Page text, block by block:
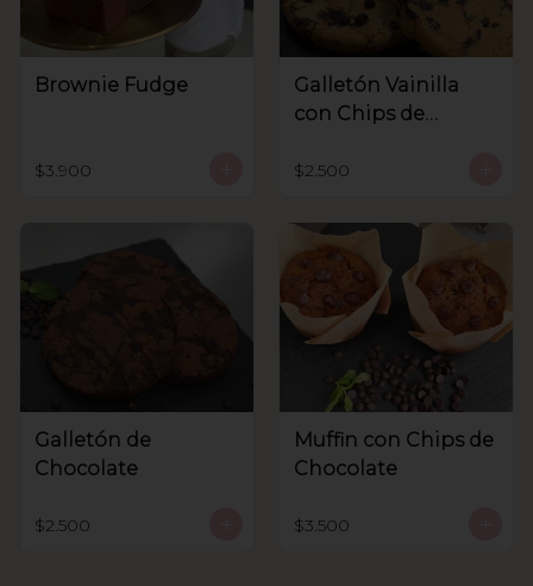
Brownie Fudge
$3.900
Galletón Vainilla
con Chips de
$2.500
Galletón de
Chocolate
$2.500
Muffin con Chips de
Chocolate
$3.500